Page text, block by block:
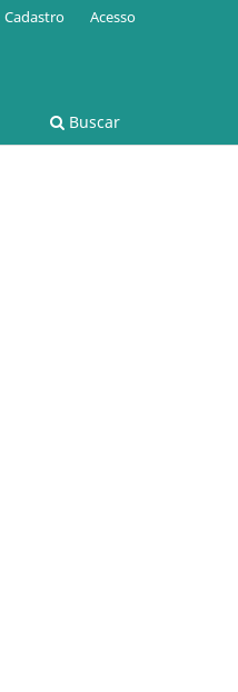
Buscar
Cadastro Acesso